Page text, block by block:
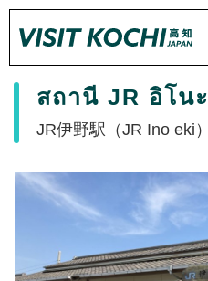
สถานี JR อิโนะ
JR伊野駅（JR Ino eki）